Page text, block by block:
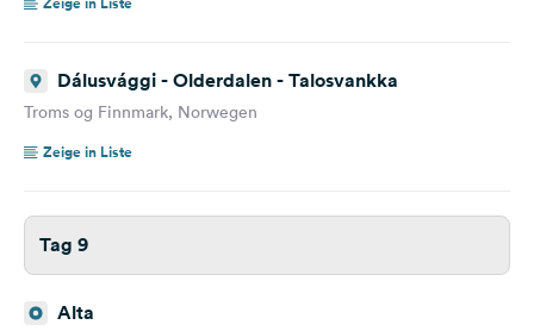
Dálusvággi - Olderdalen - Talosvankka
Troms og Finnmark, Norwegen
Zeige in Liste
Tag 9
Alta